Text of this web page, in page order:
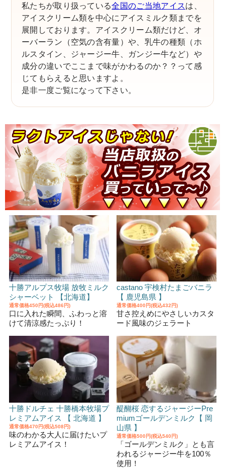
私たちが取り扱っている全国のご当地アイスは、
アイスクリーム類を中心にアイスミルク類までを
展開しております。アイスクリーム類だけど、オ
ーバーラン（空気の含有量）や、乳牛の種類（ホ
ルスタイン、ジャージー牛、ガンジー牛など）や
成分の違いでここまで味がかわるのか？？って感
じてもらえると思いますよ。
是非一度ご覧になって下さい。
十勝アルプス牧場 放牧ミルク
シャーベット 【北海道】
通常価格450円(税込486円)
口に入れた瞬間、ふわっと溶
けて清涼感たっぷり！
castano 宇検村たまごバニラ
【 鹿児島県 】
通常価格400円(税込432円)
甘さ控えめにやさしいカスタ
ード風味のジェラート
十勝ドルチェ 十勝橋本牧場プ
レミアムアイス 【 北海道 】
通常価格470円(税込508円)
味のわかる大人に届けたいプ
レミアムアイス！
醍醐桜 恋するジャージーPre
miumゴールデンミルク【 岡
山県 】
通常価格500円(税込540円)
「ゴールデンミルク」とも言
われるジャージー牛を100％
使用！